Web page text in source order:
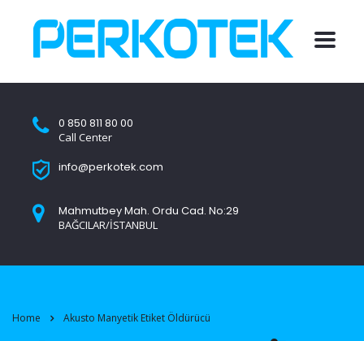
0 850 811 80 00
Call Center
info@perkotek.com
Mahmutbey Mah. Ordu Cad. No:29
BAĞCILAR/İSTANBUL
Home Akusto Manyetik Etiket Öldürücü